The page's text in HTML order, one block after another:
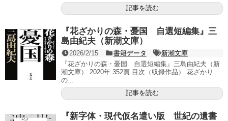
記事を読む
『花ざかりの森・憂国 自選短編集』三
島由紀夫（新潮文庫）
2026/2/15 書籍データ
新潮文庫
『花ざかりの森・憂国 自選短編集』三島由紀夫（新
潮文庫） 2020年 352頁 目次（収録作品） 花ざかり
の...
記事を読む
『新字体・現代仮名遣い版 世紀の遺書